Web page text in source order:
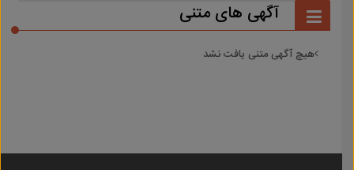
آگهی های متنی
هیچ آگهی متنی یافت نشد